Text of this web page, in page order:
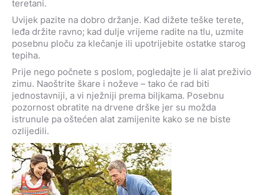
teretani.
Uvijek pazite na dobro držanje. Kad dižete teške terete,
leđa držite ravno; kad dulje vrijeme radite na tlu, uzmite
posebnu ploču za klečanje ili upotrijebite ostatke starog
tepiha.
Prije nego počnete s poslom, pogledajte je li alat preživio
zimu. Naoštrite škare i noževe – tako će rad biti
jednostavniji, a vi nježniji prema biljkama. Posebnu
pozornost obratite na drvene drške jer su možda
istrunule pa oštećen alat zamijenite kako se ne biste
ozlijedili.